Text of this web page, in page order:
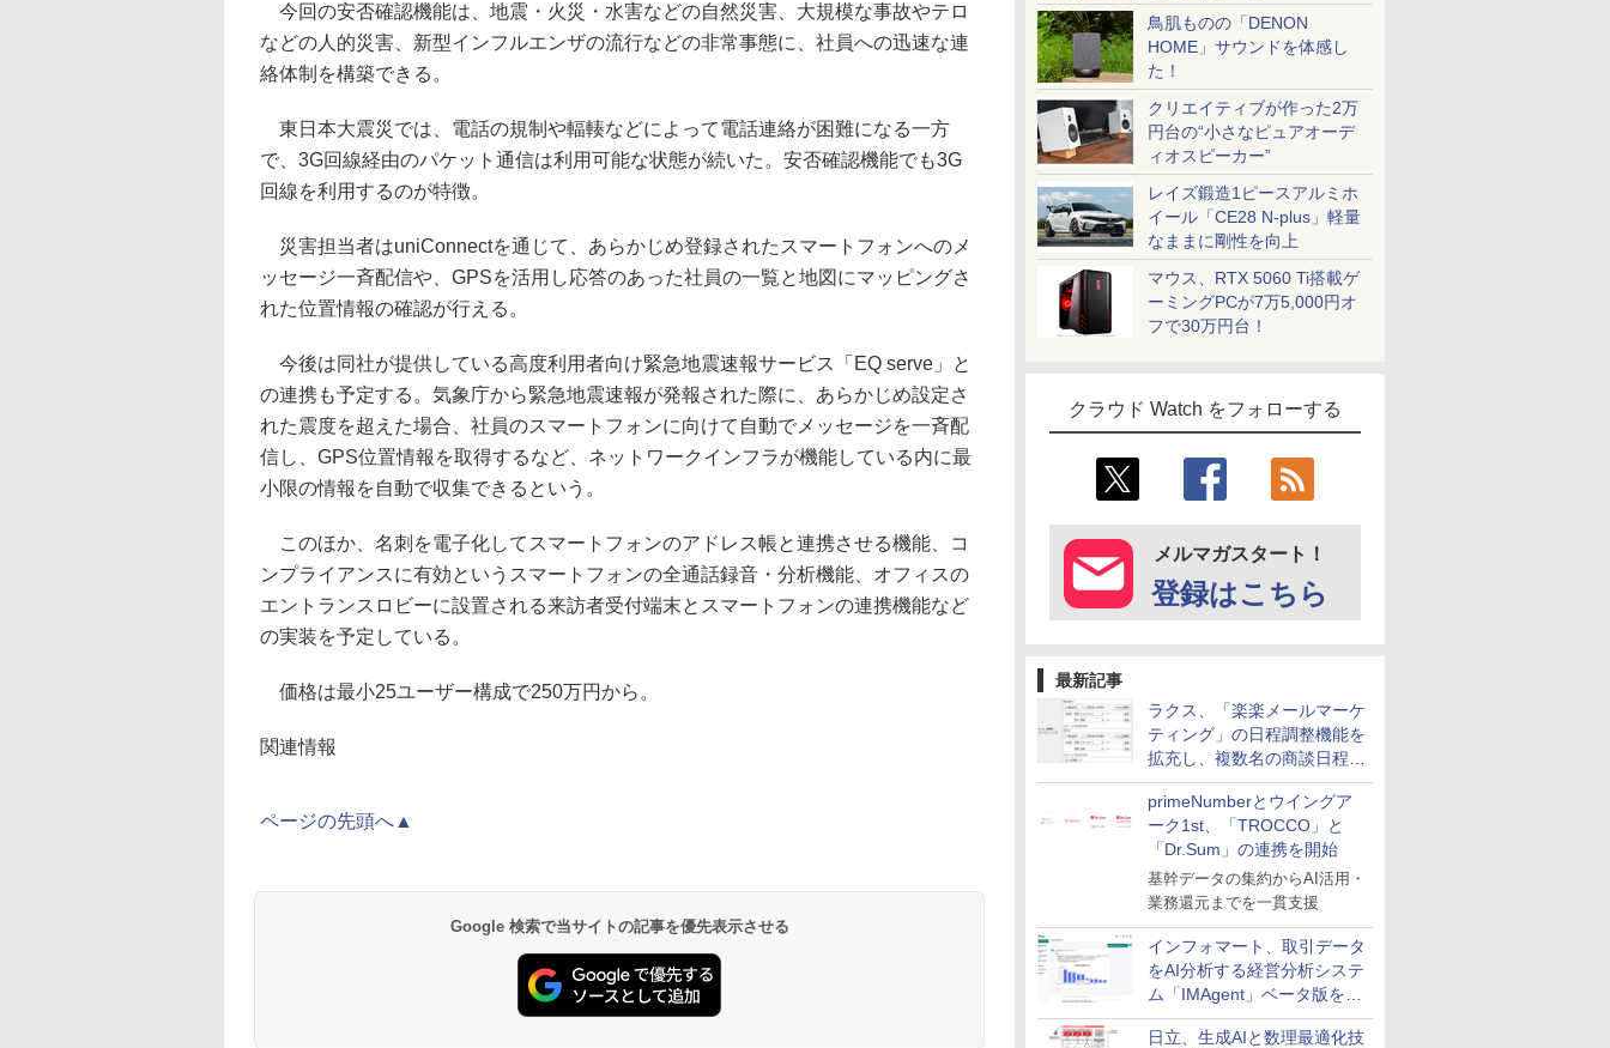
鳥肌ものの「DENON
HOME」サウンドを体感し
た！
クリエイティブが作った2万
円台の“小さなピュアオーデ
ィオスピーカー”
レイズ鍛造1ピースアルミホ
イール「CE28 N-plus」軽量
なままに剛性を向上
マウス、RTX 5060 Ti搭載ゲ
ーミングPCが7万5,000円オ
フで30万円台！
クラウド Watch をフォローする
メルマガスタート！
登録はこちら
最新記事
ラクス、「楽楽メールマーケ
ティング」の日程調整機能を
拡充し、複数名の商談日程調
整を効率化
primeNumberとウイングア
ーク1st、「TROCCO」と
「Dr.Sum」の連携を開始
基幹データの集約からAI活用・
業務還元までを一貫支援
インフォマート、取引データ
をAI分析する経営分析システ
ム「IMAgent」ベータ版を提
供
日立、生成AIと数理最適化技
今回の安否確認機能は、地震・火災・水害などの自然災害、大規模な事故やテロ
などの人的災害、新型インフルエンザの流行などの非常事態に、社員への迅速な連
絡体制を構築できる。
東日本大震災では、電話の規制や輻輳などによって電話連絡が困難になる一方
で、3G回線経由のパケット通信は利用可能な状態が続いた。安否確認機能でも3G
回線を利用するのが特徴。
災害担当者はuniConnectを通じて、あらかじめ登録されたスマートフォンへのメ
ッセージ一斉配信や、GPSを活用し応答のあった社員の一覧と地図にマッピングさ
れた位置情報の確認が行える。
今後は同社が提供している高度利用者向け緊急地震速報サービス「EQ serve」と
の連携も予定する。気象庁から緊急地震速報が発報された際に、あらかじめ設定さ
れた震度を超えた場合、社員のスマートフォンに向けて自動でメッセージを一斉配
信し、GPS位置情報を取得するなど、ネットワークインフラが機能している内に最
小限の情報を自動で収集できるという。
このほか、名刺を電子化してスマートフォンのアドレス帳と連携させる機能、コ
ンプライアンスに有効というスマートフォンの全通話録音・分析機能、オフィスの
エントランスロビーに設置される来訪者受付端末とスマートフォンの連携機能など
の実装を予定している。
価格は最小25ユーザー構成で250万円から。
関連情報
ページの先頭へ▲
Google 検索で当サイトの記事を優先表示させる